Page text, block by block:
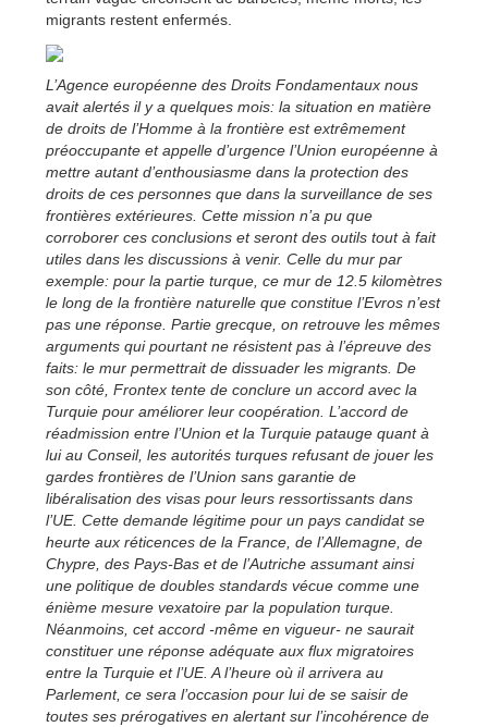
migrants restent enfermés.
L’Agence européenne des Droits Fondamentaux nous
avait alertés il y a quelques mois: la situation en matière
de droits de l’Homme à la frontière est extrêmement
préoccupante et appelle d’urgence l’Union européenne à
mettre autant d’enthousiasme dans la protection des
droits de ces personnes que dans la surveillance de ses
frontières extérieures. Cette mission n’a pu que
corroborer ces conclusions et seront des outils tout à fait
utiles dans les discussions à venir. Celle du mur par
exemple: pour la partie turque, ce mur de 12.5 kilomètres
le long de la frontière naturelle que constitue l’Evros n’est
pas une réponse. Partie grecque, on retrouve les mêmes
arguments qui pourtant ne résistent pas à l’épreuve des
faits: le mur permettrait de dissuader les migrants. De
son côté, Frontex tente de conclure un accord avec la
Turquie pour améliorer leur coopération. L’accord de
réadmission entre l’Union et la Turquie patauge quant à
lui au Conseil, les autorités turques refusant de jouer les
gardes frontières de l’Union sans garantie de
libéralisation des visas pour leurs ressortissants dans
l’UE. Cette demande légitime pour un pays candidat se
heurte aux réticences de la France, de l’Allemagne, de
Chypre, des Pays-Bas et de l’Autriche assumant ainsi
une politique de doubles standards vécue comme une
énième mesure vexatoire par la population turque.
Néanmoins, cet accord -même en vigueur- ne saurait
constituer une réponse adéquate aux flux migratoires
entre la Turquie et l’UE. A l’heure où il arrivera au
Parlement, ce sera l’occasion pour lui de se saisir de
toutes ses prérogatives en alertant sur l’incohérence de